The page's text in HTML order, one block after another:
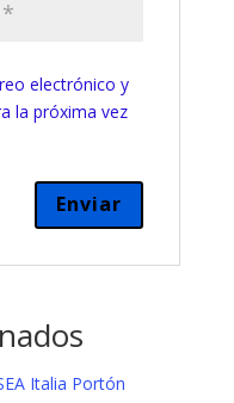
electrónico y
la próxima vez